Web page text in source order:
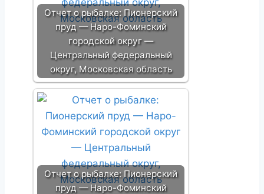
Отчет о рыбалке: Пионерский
пруд — Наро-Фоминский
городской округ —
Центральный федеральный
округ, Московская область
Отчет о рыбалке: Пионерский
пруд — Наро-Фоминский